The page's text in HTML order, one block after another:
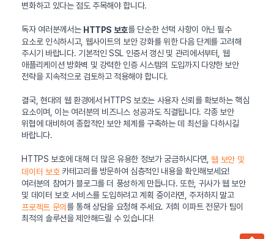
변화하고 있다는 점도 주목해야 합니다.
독자 여러분께서는 HTTPS 보호를 단순한 선택 사항이 아닌 필수
요소로 인식하시고, 웹사이트의 보안 강화를 위한 다음 단계를 고려해
주시기 바랍니다. 기본적인 SSL 인증서 갱신 및 관리에서부터, 웹
애플리케이션 방화벽 및 강력한 인증 시스템의 도입까지 다양한 보안
전략을 지속적으로 검토하고 적용해야 합니다.
결국, 현대의 웹 환경에서 HTTPS 보호는 사용자 신뢰를 확보하는 핵심
요소이며, 이는 여러분의 비즈니스 성공과도 직결됩니다. 각종 보안
위협에 대비하여 종합적인 보안 체계를 구축하는 데 최선을 다하시길
바랍니다.
HTTPS 보호에 대해 더 많은 유용한 정보가 궁금하시다면,웹 보안 및
데이터 보호카테고리를 방문하여 심층적인 내용을 확인해보세요!
여러분의 참여가 블로그를 더 풍성하게 만듭니다. 또한, 귀사가 웹 보안
및 데이터 보호 서비스를 도입하려고 계획 중이라면, 주저하지 말고
프로젝트 문의를 통해 상담을 요청해 주세요. 저희 이파트 전문가 팀이
최적의 솔루션을 제안해드릴 수 있습니다!